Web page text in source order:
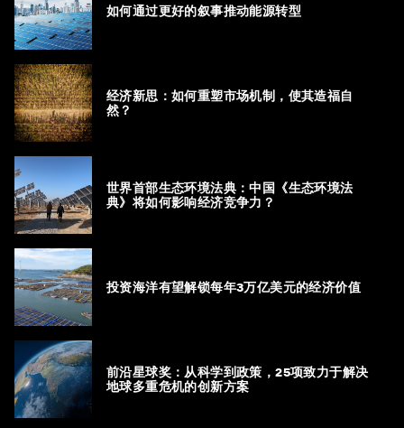
如何通过更好的叙事推动能源转型
经济新思：如何重塑市场机制，使其造福自
然？
世界首部生态环境法典：中国《生态环境法
典》将如何影响经济竞争力？
投资海洋有望解锁每年3万亿美元的经济价值
前沿星球奖：从科学到政策，25项致力于解决
地球多重危机的创新方案